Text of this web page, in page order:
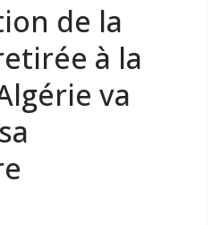
de la
à la
va